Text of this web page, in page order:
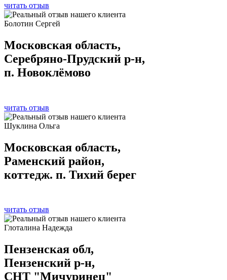
читать отзыв
Болотин Сергей
Московская область,
Серебряно-Прудский р-н,
п. Новоклёмово
читать отзыв
Шуклина Ольга
Московская область,
Раменский район,
коттедж. п. Тихий берег
читать отзыв
Глоталина Надежда
Пензенская обл,
Пензенский р-н,
СНТ "Мичуринец"